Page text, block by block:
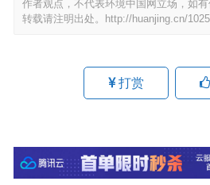
作者观点，不代表环境中国网立场，如
转载请注明出处。
http://huanjing.cn/
打赏